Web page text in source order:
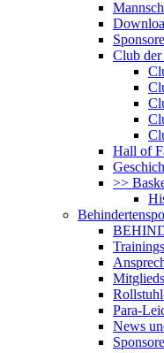
Club der
Hall of
>>
Para-
News